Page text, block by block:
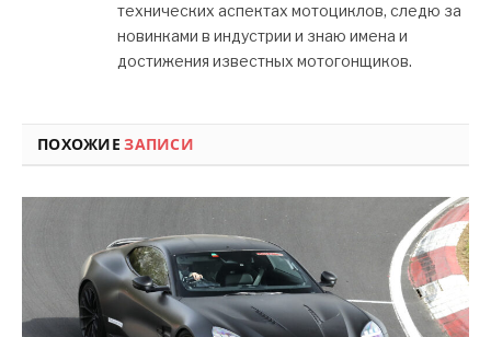
технических аспектах мотоциклов, следю за
новинками в индустрии и знаю имена и
достижения известных мотогонщиков.
ПОХОЖИЕЗАПИСИ